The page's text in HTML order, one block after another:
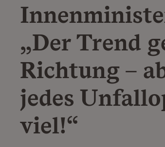
„Der Trend
Richtung –
jedes
viel!“